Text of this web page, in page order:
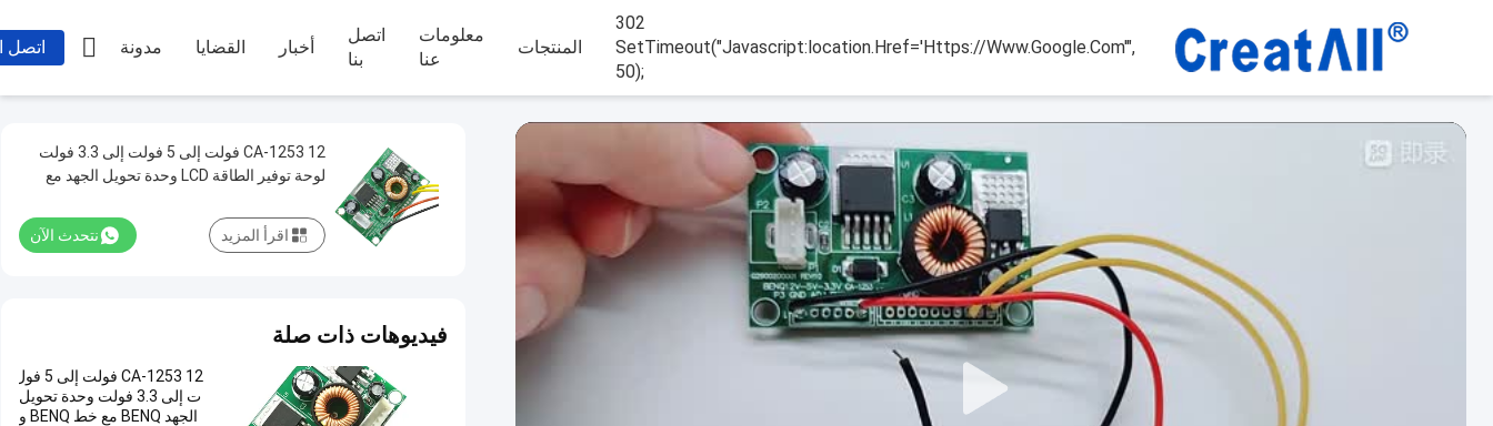
302
SetTimeout("javascript:location.href='https://www.google.com'",
50);
المنتجات
معلومات
عنا
اتصل
بنا
أخبار القضايا مدونة اتصل 
CA-1253 12 فولت إلى 5 فولت إلى 3.3 فولت
لوحة توفير الطاقة LCD وحدة تحويل الجهد مع
أسفل
نتحدث الآن اقرأ المزيد
فيديوهات ذات صلة
CA-1253 12 فولت إلى 5 فول
ت إلى 3.3 فولت وحدة تحويل
الجهد BENQ مع خط BENQ و